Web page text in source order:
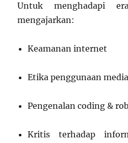
Untuk menghadapi
mengajarkan:
Keamanan internet
Etika penggunaan
Pengenalan coding &
Kritis terhadap